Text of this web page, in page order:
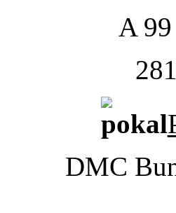
A
DMC